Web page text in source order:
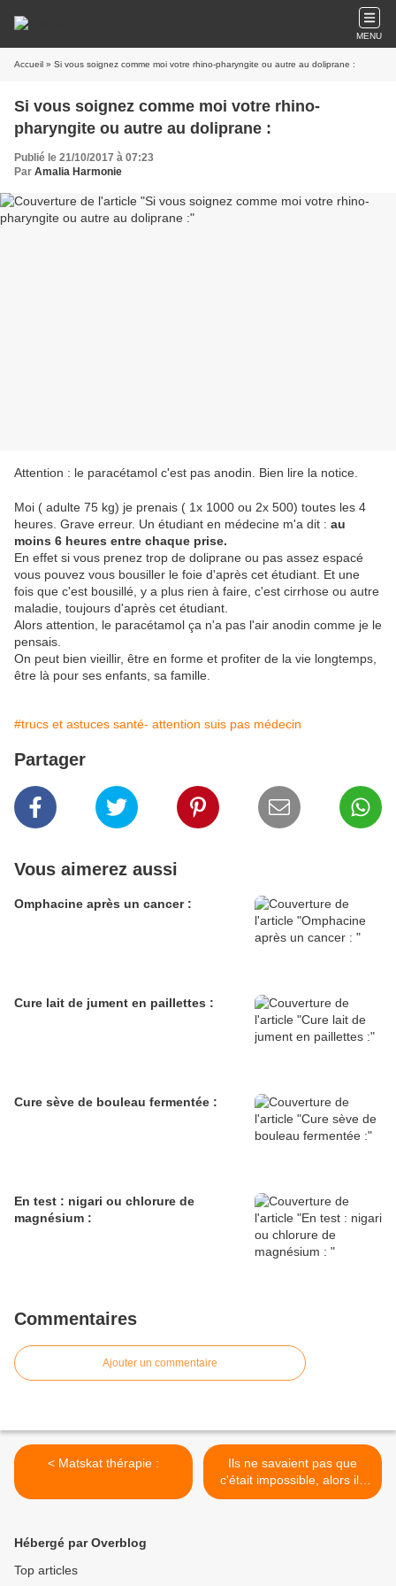
MENU
Accueil » Si vous soignez comme moi votre rhino-pharyngite ou autre au doliprane :
Si vous soignez comme moi votre rhino-
pharyngite ou autre au doliprane :
Publié le 21/10/2017 à 07:23
Par Amalia Harmonie
Attention : le paracétamol c'est pas anodin. Bien lire la notice.
Moi ( adulte 75 kg) je prenais ( 1x 1000 ou 2x 500) toutes les 4
heures. Grave erreur. Un étudiant en médecine m'a dit : au
moins 6 heures entre chaque prise.
En effet si vous prenez trop de doliprane ou pas assez espacé
vous pouvez vous bousiller le foie d'après cet étudiant. Et une
fois que c'est bousillé, y a plus rien à faire, c'est cirrhose ou autre
maladie, toujours d'après cet étudiant.
Alors attention, le paracétamol ça n'a pas l'air anodin comme je le
pensais.
On peut bien vieillir, être en forme et profiter de la vie longtemps,
être là pour ses enfants, sa famille.
#trucs et astuces santé- attention suis pas médecin
Partager
Vous aimerez aussi
Omphacine après un cancer :
Cure lait de jument en paillettes :
Cure sève de bouleau fermentée :
En test : nigari ou chlorure de
magnésium :
Commentaires
Ajouter un commentaire
< Matskat thérapie :
Ils ne savaient pas que
c'était impossible, alors ils
l'ont fait : la boisson KYO
Hébergé par Overblog
Top articles